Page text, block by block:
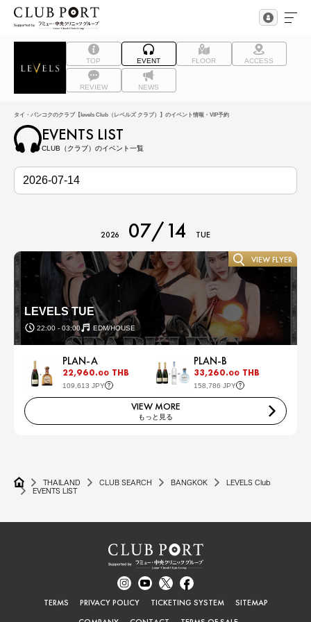
TOP EVENT FLOOR ACCESS
REVIEW NEWS
タイ・バンコクのクラブ【levels Club（レベルズ クラブ）】のイベント情報・VIP予約
EVENTS LIST
CLUB（クラブ）のイベント一覧
2026 07/14 TUE
LEVELS TUE
22:00 - 03:00 EDM/HOUSE
VIEW FLYER
PLAN-A
22,960.00 THB
109,613 JPY
PLAN-B
33,260.00 THB
158,786 JPY
VIEW MORE
もっと見る
THAILAND CLUB SEARCH BANGKOK
LEVELS Club
EVENTS LIST
TERMS PRIVACY POLICY TICKETING SYSTEM
SITEMAP